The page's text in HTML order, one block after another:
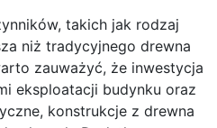
takich jak rodzaj
niż tradycyjnego drewna
zauważyć, że inwestycja
eksploatacji budynku oraz
konstrukcje z drewna